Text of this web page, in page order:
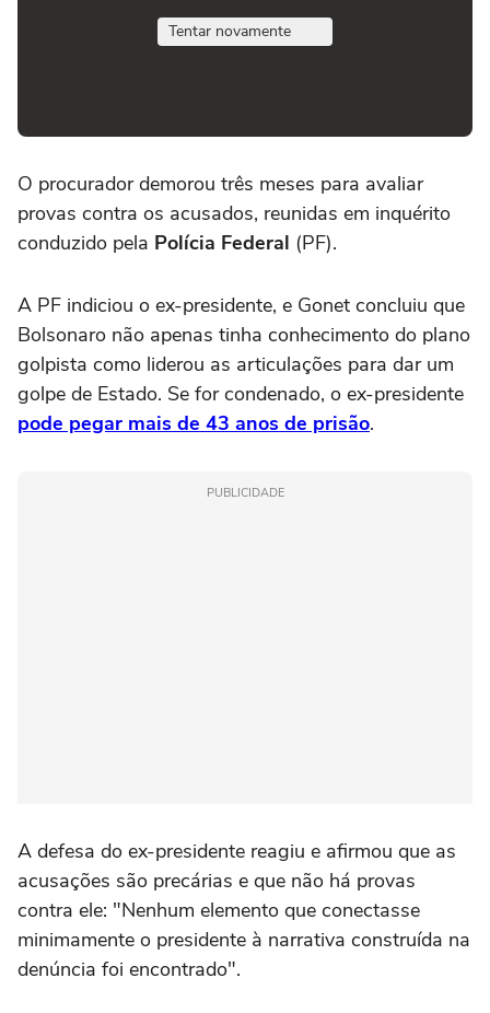
Tentar novamente
O procurador demorou três meses para avaliar
provas contra os acusados, reunidas em inquérito
conduzido pela Polícia Federal (PF).
A PF indiciou o ex-presidente, e Gonet concluiu que
Bolsonaro não apenas tinha conhecimento do plano
golpista como liderou as articulações para dar um
golpe de Estado. Se for condenado, o ex-presidente
pode pegar mais de 43 anos de prisão.
PUBLICIDADE
A defesa do ex-presidente reagiu e afirmou que as
acusações são precárias e que não há provas
contra ele: "Nenhum elemento que conectasse
minimamente o presidente à narrativa construída na
denúncia foi encontrado".